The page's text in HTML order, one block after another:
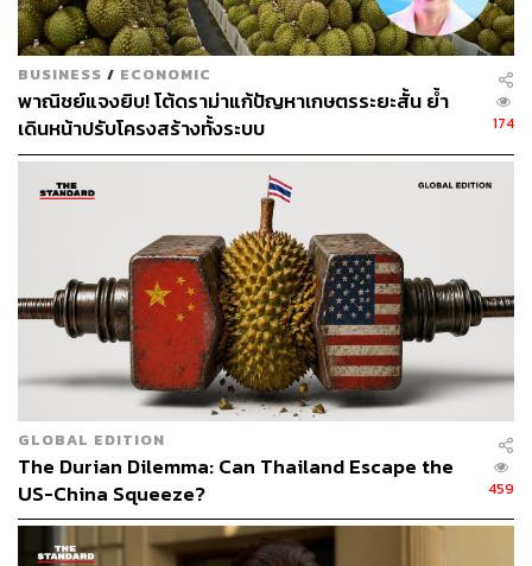
BUSINESS / ECONOMIC
พาณิชย์แจงยิบ! โต้ดราม่าแก้ปัญหาเกษตรระยะสั้น ย้ำ
เดินหน้าปรับโครงสร้างทั้งระบบ
174
GLOBAL EDITION
The Durian Dilemma: Can Thailand Escape the
US-China Squeeze?
459